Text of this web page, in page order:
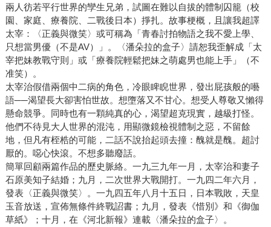
兩人彷若平行世界的孿生兄弟，試圖在難以自拔的體制囚籠（校
園、家庭、療養院、二戰後日本）掙扎。故事梗概，且讓我超譯
太宰：〈正義與微笑〉或可稱為「青春討拍物語之我不愛上學、
只想當男優（不是AV）」。〈潘朵拉的盒子〉請恕我歪解成「太
宰把妹教戰守則」或「療養院輕鬆把妹之萌處男也能上手」（不
准笑）。
太宰治假借兩個中二病的角色，冷眼睥睨世界，發出屁孩般的囈
語──渴望長大卻害怕世故。想墮落又不甘心。想受人尊敬又懶得
懸命競爭。同時也有一顆純真的心，渴望超克現實，越級打怪。
他們不待見大人世界的混沌，用顯微鏡檢視體制之惡，不留餘
地，但凡有桎梏的可能，二話不說抬起頭去撞：醜就是醜。超討
厭的。噁心快滾。不想多聽廢話。
簡單回顧兩篇作品的歷史脈絡。一九三九年一月，太宰治和妻子
石原美知子結婚；九月，二次世界大戰開打。一九四二年六月，
發表〈正義與微笑〉。一九四五年八月十五日，日本戰敗，天皇
玉音放送，宣佈無條件終戰詔書；九月，發表《惜別》和《御伽
草紙》；十月，在《河北新報》連載〈潘朵拉的盒子〉。